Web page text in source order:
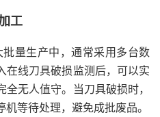
工
量生产中，通常采用多台数
在线刀具破损监测后，可以实
无人值守。当刀具破损时，
等待处理，避免成批废品。